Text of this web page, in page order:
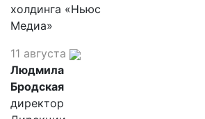
холдинга «Ньюс
Медиа»
11 августа
Людмила
Бродская
директор